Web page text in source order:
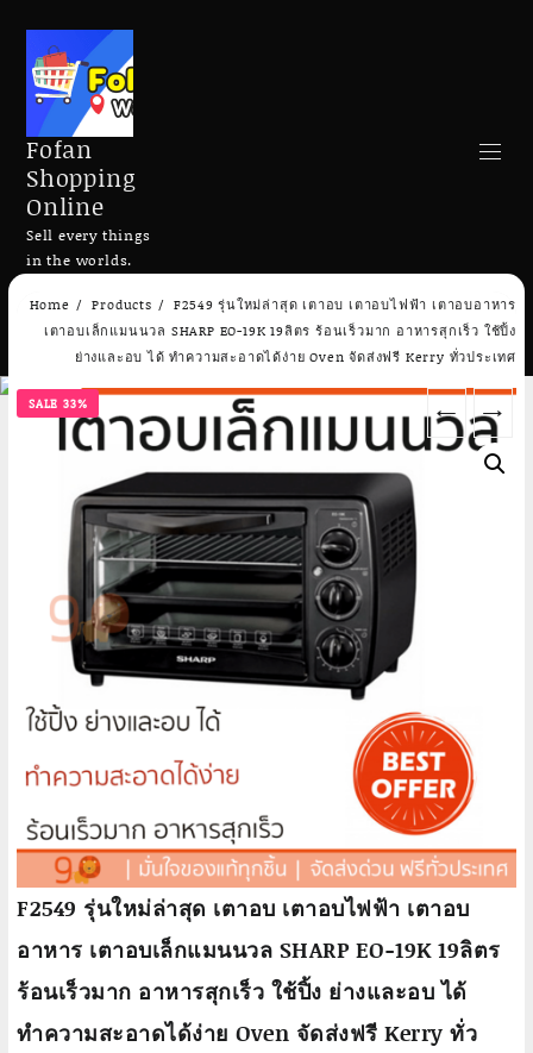
Skip
content
Fofan
Shopping
Online
Sell every things
in the worlds.
Search
Home Products
F2549 รุ่นใหม่ล่าสุด เตาอบ เตาอบไฟฟ้า เตาอบอาหาร
เตาอบเล็กแมนนวล SHARP EO-19K 19ลิตร ร้อนเร็วมาก อาหารสุกเร็ว ใช้ปิ้ง
ย่างและอบ ได้ ทำความสะอาดได้ง่าย Oven จัดส่งฟรี Kerry ทั่วประเทศ
SALE 33% ← →
F2549 รุ่นใหม่ล่าสุด เตาอบ เตาอบไฟฟ้า เตาอบ
อาหาร เตาอบเล็กแมนนวล SHARP EO-19K 19ลิตร
ร้อนเร็วมาก อาหารสุกเร็ว ใช้ปิ้ง ย่างและอบ ได้
ทำความสะอาดได้ง่าย Oven จัดส่งฟรี Kerry ทั่ว
Add to cart Add to cart